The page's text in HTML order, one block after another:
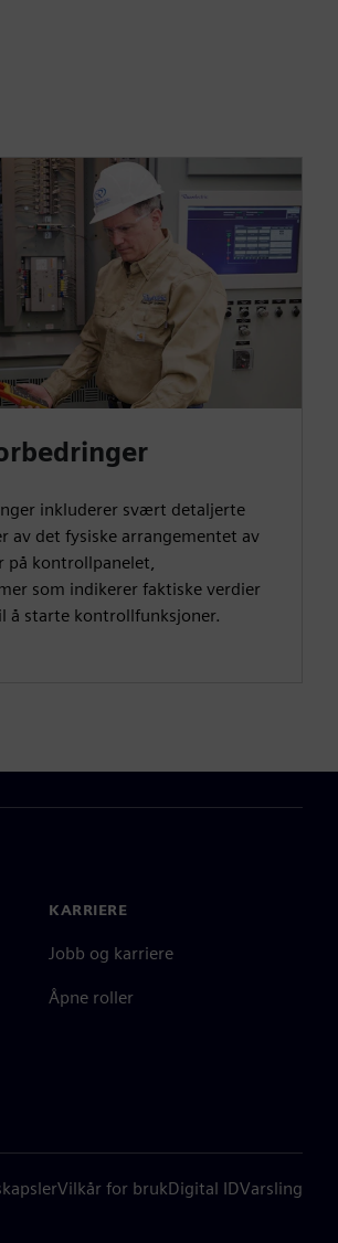
inkluderer svært detaljerte
av det fysiske arrangementet av
kontrollpanelet,
som indikerer faktiske verdier
å starte kontrollfunksjoner.
KARRIERE
Jobb og karriere
Åpne roller
Vilkår for brukDigital IDVarsling